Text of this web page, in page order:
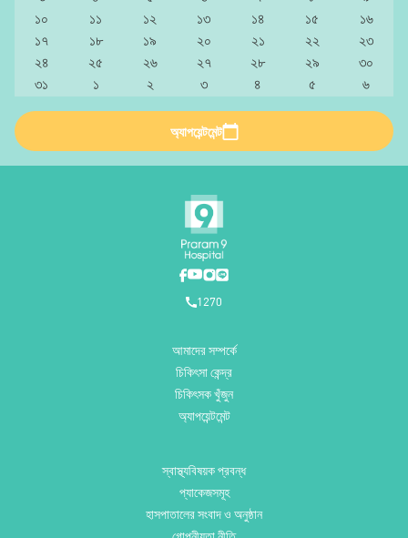
১০
১১ ১২ ১৩ ১৪ ১৫
১৬
১৭
১৮ ১৯ ২০ ২১ ২২
২৩
২৪
২৫ ২৬ ২৭ ২৮ ২৯
৩০
৩১
১ ২ ৩ ৪ ৫ ৬
অ্যাপয়েন্টমেন্ট
1270
আমাদের সম্পর্কে
চিকিৎসা কেন্দ্র
চিকিৎসক খুঁজুন
অ্যাপয়েন্টমেন্ট
স্বাস্থ্যবিষয়ক প্রবন্ধ
প্যাকেজসমূহ
হাসপাতালের সংবাদ ও অনুষ্ঠান